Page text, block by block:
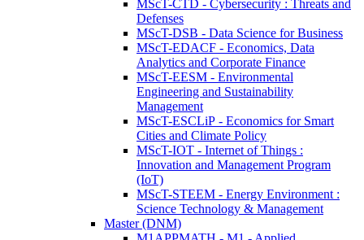
MScT-CTD - Cybersecurity : Threats and
Defenses
MScT-DSB - Data Science for Business
MScT-EDACF - Economics, Data
Analytics and Corporate Finance
MScT-EESM - Environmental
Engineering and Sustainability
Management
MScT-ESCLiP - Economics for Smart
Cities and Climate Policy
MScT-IOT - Internet of Things :
Innovation and Management Program
(IoT)
MScT-STEEM - Energy Environment :
Science Technology & Management
Master (DNM)